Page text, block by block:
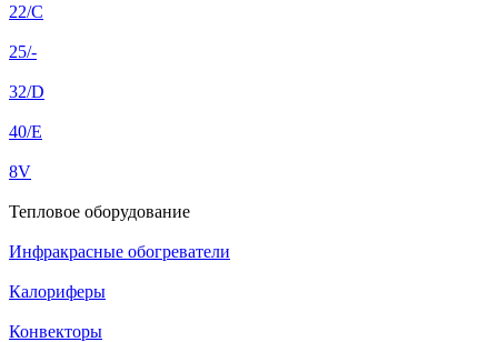
22/C
25/-
32/D
40/E
8V
Тепловое оборудование
Инфракрасные обогреватели
Калориферы
Конвекторы